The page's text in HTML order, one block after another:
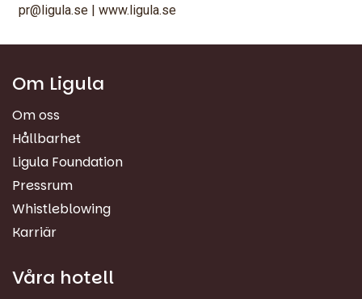
pr@ligula.se | www.ligula.se
Om Ligula
Om oss
Hållbarhet
Ligula Foundation
Pressrum
Whistleblowing
Karriär
Våra hotell